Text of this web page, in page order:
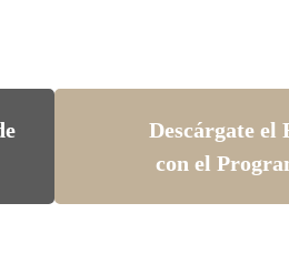
Descárgate el
con el